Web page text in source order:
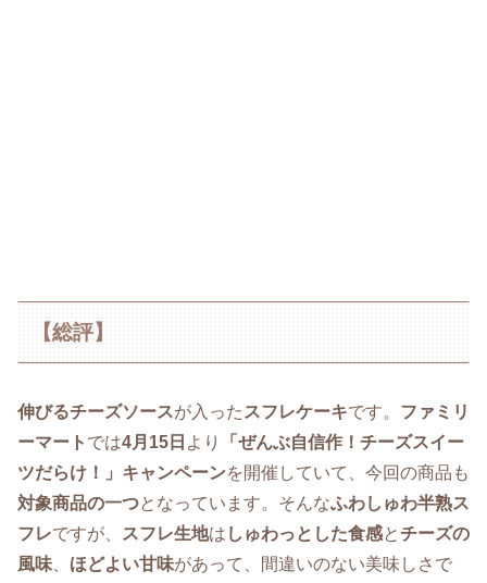
【総評】
伸びるチーズソースが入ったスフレケーキです。 ファミリ
ーマート では4月15日 より
「ぜんぶ自信作！チーズスイー
ツだらけ！」キャンペーンを開催していて、今回の商品も
対象商品の一つとなっています。そんなふわしゅわ半熟ス
フレですが、 スフレ生地は しゅわっとした食感とチーズの
風味、 ほどよい甘味があって、間違いのない美味しさで